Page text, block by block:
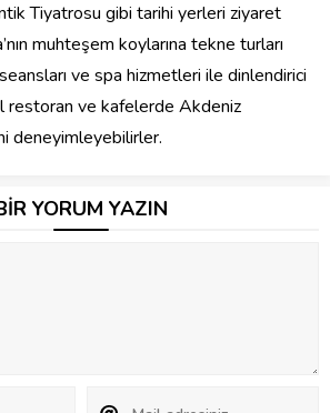
Tiyatrosu gibi tarihi yerleri ziyaret
muhteşem koylarına tekne turları
ve spa hizmetleri ile dinlendirici
restoran ve kafelerde Akdeniz
deneyimleyebilirler.
YORUM YAZIN